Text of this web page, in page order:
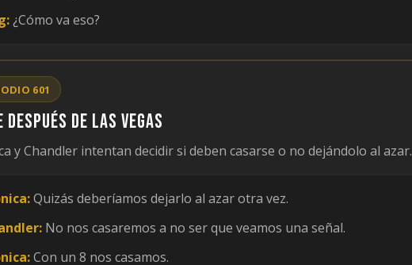
¿Cómo va eso?
601
después de las Vegas
y Chandler intentan decidir si deben casarse o no dejándolo al azar.
Quizás deberíamos dejarlo al azar otra vez.
No nos casaremos a no ser que veamos una señal.
Con un 8 nos casamos.